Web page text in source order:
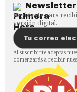
Newsletter
Regístrate para
versión digital.
Al suscribirte aceptas
comenzarás a recibir